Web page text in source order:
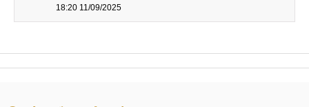
18:20 11/09/2025